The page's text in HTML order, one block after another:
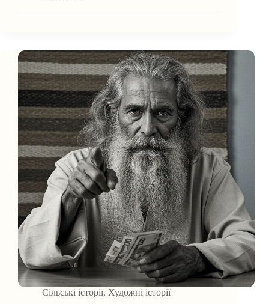
Сільські історії, Художні історії